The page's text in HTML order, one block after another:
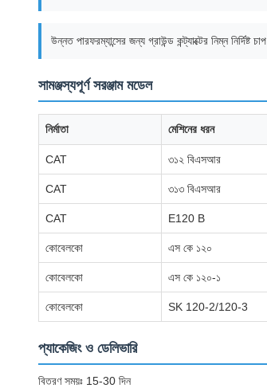
উন্নত পারফরম্যান্সের জন্য গ্রাউন্ড কন্ট্যাক্টের নিম্ন নির্দিষ্ট চাপ
সামঞ্জস্যপূর্ণ সরঞ্জাম মডেল
নির্মাতা মেশিনের ধরন
CAT ৩১২ বিএসআর
CAT ৩১৩ বিএসআর
CAT E120 B
কোবেলকো এস কে ১২০
কোবেলকো এস কে ১২০-১
কোবেলকো SK 120-2/120-3
প্যাকেজিং ও ডেলিভারি
বিতরণ সময়ঃ 15-30 দিন